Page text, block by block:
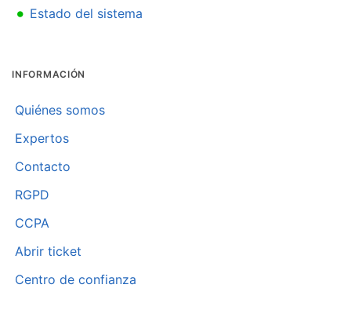
• Estado del sistema
INFORMACIÓN
Quiénes somos
Expertos
Contacto
RGPD
CCPA
Abrir ticket
Centro de confianza